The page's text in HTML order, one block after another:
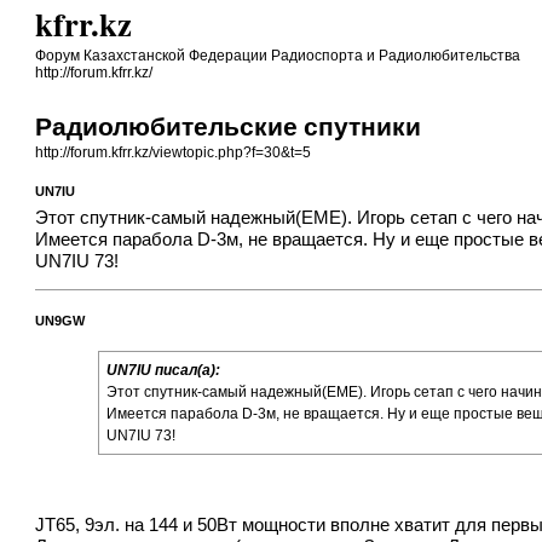
kfrr.kz
Форум Казахстанской Федерации Радиоспорта и Радиолюбительства
http://forum.kfrr.kz/
Радиолюбительские спутники
http://forum.kfrr.kz/viewtopic.php?f=30&t=5
UN7IU
Этот спутник-самый надежный(ЕМЕ). Игорь сетап с чего
Имеется парабола D-3м, не вращается. Ну и еще
UN7IU 73!
UN9GW
UN7IU писал(а):
Этот спутник-самый надежный(ЕМЕ). Игорь сетап с чего
Имеется парабола D-3м, не вращается. Ну и еще простые
UN7IU 73!
JT65, 9эл. на 144 и 50Вт мощности вполне хватит для